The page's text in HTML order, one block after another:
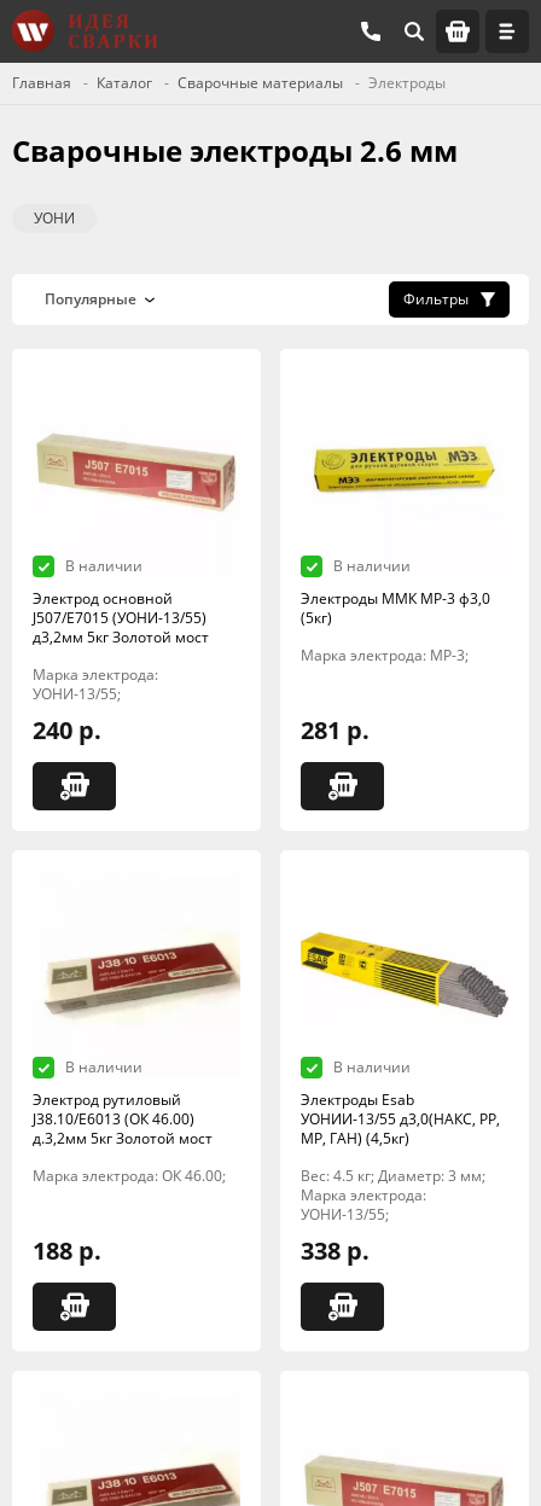
Главная Каталог Сварочные материалы Электроды
Сварочные электроды 2.6 мм
УОНИ
Фильтры
В наличии
Электрод основной
J507/E7015 (УОНИ-13/55)
д3,2мм 5кг Золотой мост
Марка электрода:
УОНИ-13/55;
240 р.
В наличии
Электроды ММК МР-3 ф3,0
(5кг)
Марка электрода: МР-3;
281 р.
В наличии
Электрод рутиловый
J38.10/E6013 (ОК 46.00)
д.3,2мм 5кг Золотой мост
Марка электрода: ОК 46.00;
188 р.
В наличии
Электроды Esab
УОНИИ-13/55 д3,0(НАКС, РР,
МР, ГАН) (4,5кг)
Вес: 4.5 кг; Диаметр: 3 мм;
Марка электрода:
УОНИ-13/55;
338 р.